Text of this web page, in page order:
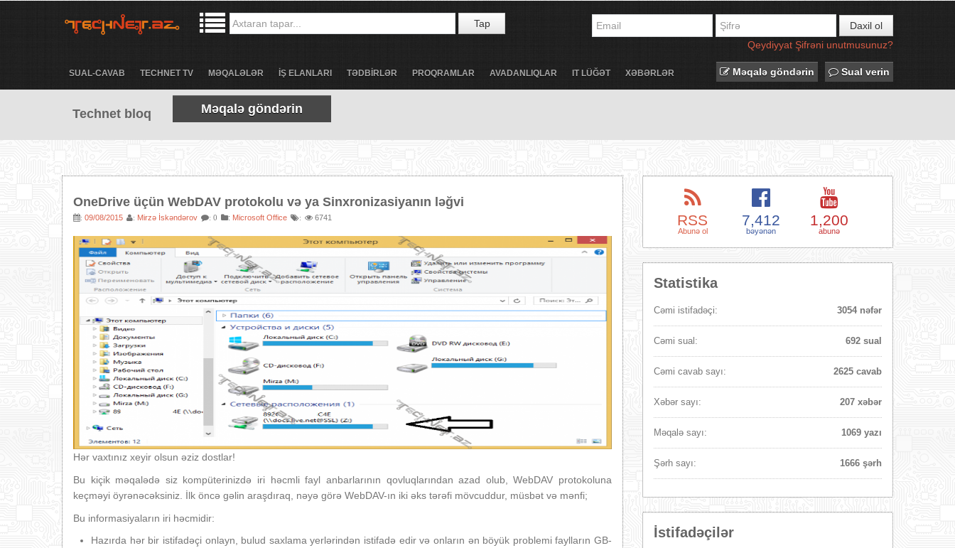
Tap
Daxil ol
Qeydiyyat Şifrəni unutmusunuz?
SUAL-CAVAB TECHNET TV MƏQALƏLƏR İŞ ELANLARI TƏDBİRLƏR PROQRAMLAR AVADANLIQLAR IT LÜĞƏT XƏBƏRLƏR Məqalə göndərin Sual verin
Technet bloq Məqalə göndərin
OneDrive üçün WebDAV protokolu və ya Sinxronizasiyanın ləğvi
: 09/08/2015 : Mirzə İskəndərov : 0 : Microsoft Office : 6741
Hər vaxtınız xeyir olsun əziz dostlar!
Bu kiçik məqalədə siz kompüterinizdə iri həcmli fayl anbarlarının qovluqlarından azad olub, WebDAV protokoluna
keçməyi öyrənəcəksiniz. İlk öncə gəlin araşdıraq, nəyə görə WebDAV-ın iki əks tərəfi mövcuddur, müsbət və mənfi;
Bu informasiyaların iri həcmidir:
Hazırda hər bir istifadəçi onlayn, bulud saxlama yerlərindən istifadə edir və onların ən böyük problemi faylların GB-
RSS
Abunə ol
7,412
bəyənən
1,200
abunə
Statistika
Cəmi istifadəçi: 3054 nəfər
Cəmi sual: 692 sual
Cəmi cavab sayı: 2625 cavab
Xəbər sayı: 207 xəbər
Məqalə sayı: 1069 yazı
Şərh sayı: 1666 şərh
İstifadəçilər